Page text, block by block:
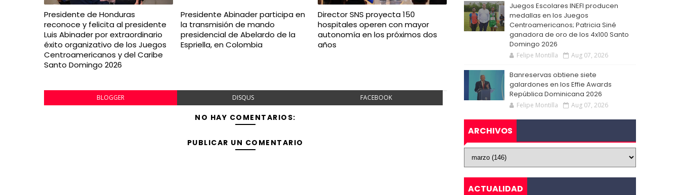
Presidente de Honduras
reconoce y felicita al presidente
Luis Abinader por extraordinario
éxito organizativo de los Juegos
Centroamericanos y del Caribe
Santo Domingo 2026
Presidente Abinader participa en
la transmisión de mando
presidencial de Abelardo de la
Espriella, en Colombia
Director SNS proyecta 150
hospitales operen con mayor
autonomía en los próximos dos
años
BLOGGER DISQUS FACEBOOK
NO HAY COMENTARIOS:
PUBLICAR UN COMENTARIO
Juegos Escolares INEFI producen
medallas en los Juegos
Centroamericanos; Patricia Siné
ganadora de oro de los 4x100 Santo
Domingo 2026
Felipe Montilla Aug 07, 2026
Banreservas obtiene siete
galardones en los Effie Awards
República Dominicana 2026
Felipe Montilla Aug 07, 2026
ARCHIVOS
ACTUALIDAD